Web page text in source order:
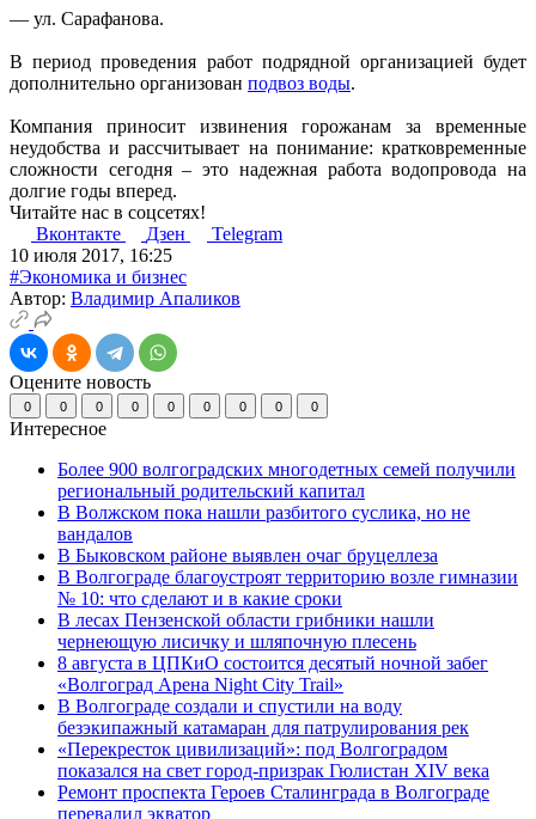
— ул. Сарафанова.
В период проведения работ подрядной организацией будет
дополнительно организован подвоз воды.
Компания приносит извинения горожанам за временные
неудобства и рассчитывает на понимание: кратковременные
сложности сегодня – это надежная работа водопровода на
долгие годы вперед.
Читайте нас в соцсетях!
Вконтакте
Дзен
Telegram
10 июля 2017, 16:25
#Экономика и бизнес
Автор: Владимир Апаликов
Оцените новость
0 0 0 0 0 0 0 0 0
Интересное
Более 900 волгоградских многодетных семей получили
региональный родительский капитал
В Волжском пока нашли разбитого суслика, но не
вандалов
В Быковском районе выявлен очаг бруцеллеза
В Волгограде благоустроят территорию возле гимназии
№ 10: что сделают и в какие сроки
В лесах Пензенской области грибники нашли
чернеющую лисичку и шляпочную плесень
8 августа в ЦПКиО состоится десятый ночной забег
«Волгоград Арена Night City Trail»
В Волгограде создали и спустили на воду
безэкипажный катамаран для патрулирования рек
«Перекресток цивилизаций»: под Волгоградом
показался на свет город-призрак Гюлистан XIV века
Ремонт проспекта Героев Сталинграда в Волгограде
перевалил экватор